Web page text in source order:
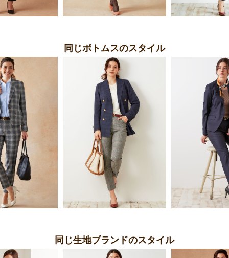
同じボトムスのスタイル
同じ生地ブランドのスタイル